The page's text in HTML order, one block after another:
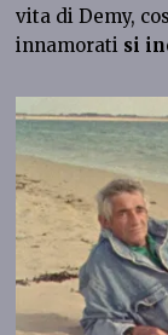
vita di Demy,
innamorati si